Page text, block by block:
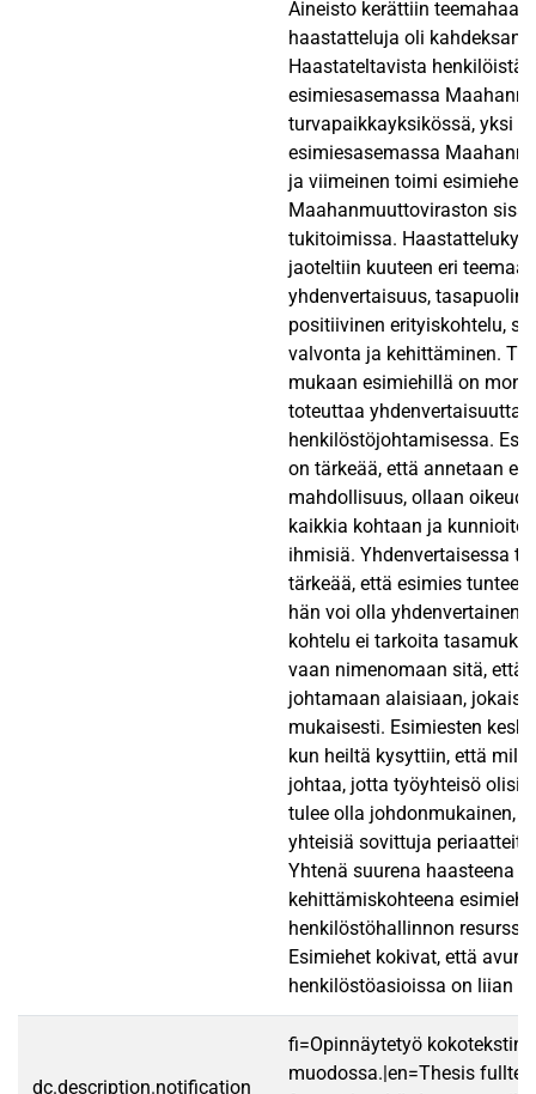
Aineisto kerättiin
haastatteluja oli kahdeksan.
Haastateltavista henkilöistä
esimiesasemassa
turvapaikkayksikössä, yksi
esimiesasemassa
ja viimeinen toimi
Maahanmuuttoviraston
tukitoimissa.
jaoteltiin kuuteen eri
yhdenvertaisuus,
positiivinen erityiskohtelu,
valvonta ja kehittäminen.
mukaan esimiehillä on
toteuttaa yhdenvertaisuutta
henkilöstöjohtamisessa.
on tärkeää, että annetaan
mahdollisuus, ollaan
kaikkia kohtaan ja
ihmisiä. Yhdenvertaisessa
tärkeää, että esimies tuntee
hän voi olla yhdenvertainen.
kohtelu ei tarkoita
vaan nimenomaan sitä, että
johtamaan alaisiaan,
mukaisesti. Esimiesten
kun heiltä kysyttiin, että
johtaa, jotta työyhteisö olisi
tulee olla johdonmukainen,
yhteisiä sovittuja
Yhtenä suurena haasteena
kehittämiskohteena
henkilöstöhallinnon
Esimiehet kokivat, että avun
henkilöstöasioissa on liian
dc.description.notification
fi=Opinnäytetyö kokotekstinä
muodossa.|en=Thesis